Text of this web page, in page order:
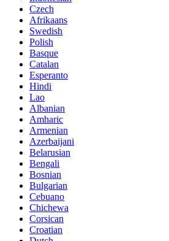
Czech
Afrikaans
Swedish
Polish
Basque
Catalan
Esperanto
Hindi
Lao
Albanian
Amharic
Armenian
Azerbaijani
Belarusian
Bengali
Bosnian
Bulgarian
Cebuano
Chichewa
Corsican
Croatian